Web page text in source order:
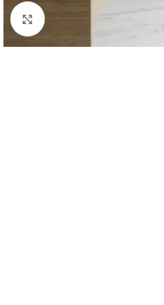
Κάντε κλικ για